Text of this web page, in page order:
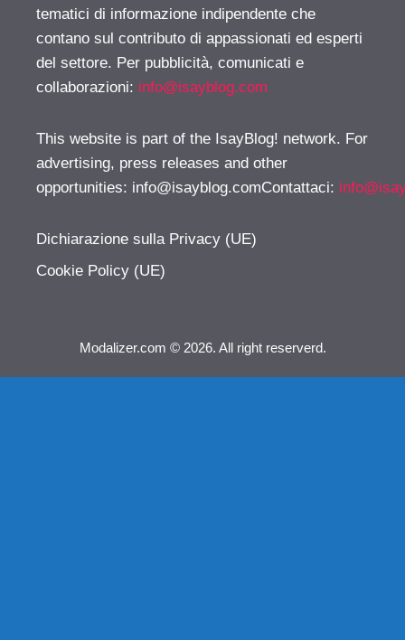
tematici di informazione indipendente che
contano sul contributo di appassionati ed esperti
del settore. Per pubblicità, comunicati e
collaborazioni: info@isayblog.com
This website is part of the IsayBlog! network. For
advertising, press releases and other
opportunities: info@isayblog.comContattaci:
Dichiarazione sulla Privacy (UE)
Cookie Policy (UE)
Modalizer.com © 2026. All right reserverd.